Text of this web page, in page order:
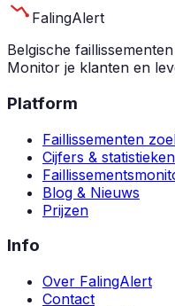
FalingAlert
Belgische
Monitor je klanten en
Platform
Faillissementen
Cijfers & statistieken
Blog & Nieuws
Prijzen
Info
Over FalingAlert
Contact